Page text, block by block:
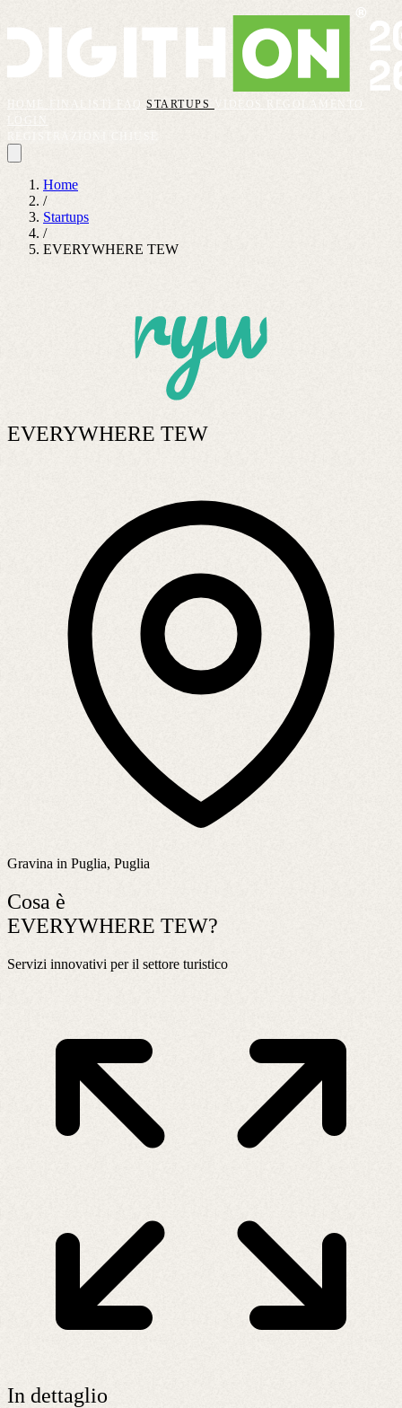
FAQSTARTUPS VIDEOS
REGOLAMENTO
Home
/
Startups
/
EVERYWHERE TEW
EVERYWHERE TEW
Gravina in Puglia, Puglia
Cosa è
EVERYWHERE TEW?
Servizi innovativi per il settore turistico
In dettaglio